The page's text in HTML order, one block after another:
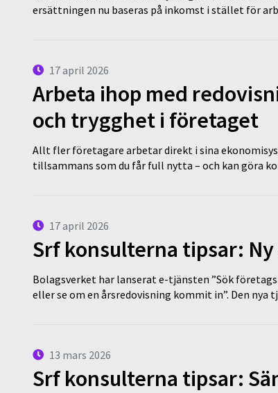
ersättningen nu baseras på inkomst i stället för
17 april 2026
Arbeta ihop med
och trygghet i företaget
Allt fler företagare arbetar direkt i sina
tillsammans som du får full nytta – och kan göra
17 april 2026
Srf konsulterna tipsar:
Bolagsverket har lanserat e-tjänsten ”Sök
eller se om en årsredovisning kommit in”. Den
13 mars 2026
Srf konsulterna tipsar: